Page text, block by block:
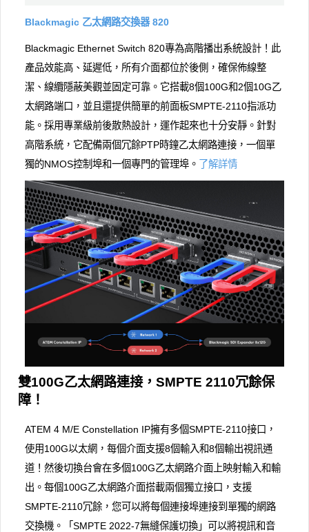
Blackmagic 乙太網路交換器 820
Blackmagic Ethernet Switch 820專為高階播出系統設計！此
產品效能高、延遲低，所有介面都位於後側，確保佈線整
潔、線纜隱蔽美觀並固定可靠。它搭載8個100G和2個10G乙
太網路端口，並且還提供簡單的前面板SMPTE-2110指派功
能。採用專業級前後散熱設計，運作起來也十分安靜。針對
高階系統，它配備兩個冗餘PTP時鐘乙太網路連接，一個單
獨的NMOS控制埠和一個專門的管理埠。
了解詳情
雙100G乙太網路連接，SMPTE 2110冗餘保
障！
ATEM 4 M/E Con​​stellation IP擁有多個SMPTE-2110接口，
使用100G以太網，每個介面支援8個輸入和8個輸出視訊通
道！然後切換台會在多個100G乙太網路介面上映射輸入和輸
出。每個100G乙太網路介面搭載兩個獨立接口，支援
SMPTE-2110冗餘，您可以將每個連接埠連接到單獨的網路
交換機。「SMPTE 2022-7無縫保護切換」可以將視訊和音